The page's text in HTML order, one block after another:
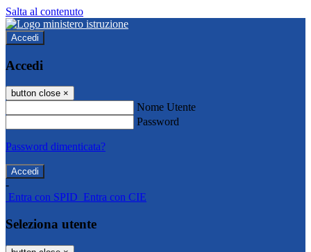
Salta al contenuto
Accedi
Accedi
button close ×
Nome Utente
Password
Password dimenticata?
-
Entra con SPID Entra con CIE
Seleziona utente